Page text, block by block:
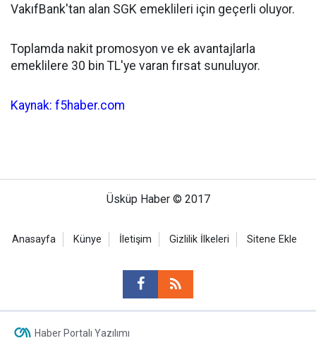
VakıfBank'tan alan SGK emeklileri için geçerli oluyor.
Toplamda nakit promosyon ve ek avantajlarla
emeklilere 30 bin TL'ye varan fırsat sunuluyor.
Kaynak: f5haber.com
Üsküp Haber © 2017
Anasayfa Künye İletişim Gizlilik İlkeleri Sitene Ekle
Haber Portalı Yazılımı